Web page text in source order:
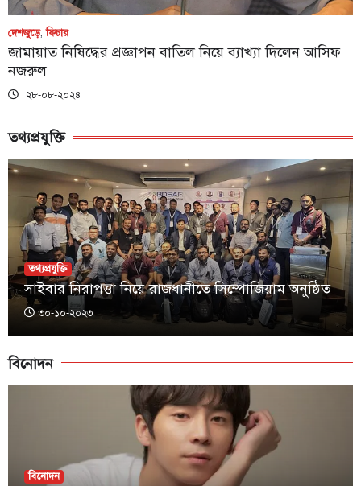
দেশজুড়ে,ফিচার
জামায়াত নিষিদ্ধের প্রজ্ঞাপন বাতিল নিয়ে ব্যাখ্যা দিলেন আসিফ
নজরুল
২৮-০৮-২০২৪
তথ্যপ্রযুক্তি
তথ্যপ্রযুক্তি
সাইবার নিরাপত্তা নিয়ে রাজধানীতে সিম্পোজিয়াম অনুষ্ঠিত
৩০-১০-২০২৩
বিনোদন
বিনোদন